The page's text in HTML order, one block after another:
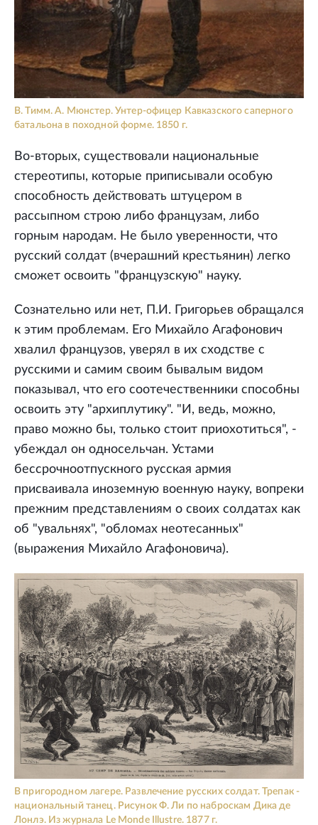
В. Тимм. А. Мюнстер. Унтер-офицер Кавказского саперного
батальона в походной форме. 1850 г.
Во-вторых, существовали национальные
стереотипы, которые приписывали особую
способность действовать штуцером в
рассыпном строю либо французам, либо
горным народам. Не было уверенности, что
русский солдат (вчерашний крестьянин) легко
сможет освоить "французскую" науку.
Сознательно или нет, П.И. Григорьев обращался
к этим проблемам. Его Михайло Агафонович
хвалил французов, уверял в их сходстве с
русскими и самим своим бывалым видом
показывал, что его соотечественники способны
освоить эту "архиплутику". "И, ведь, можно,
право можно бы, только стоит приохотиться", -
убеждал он односельчан. Устами
бессрочноотпускного русская армия
присваивала иноземную военную науку, вопреки
прежним представлениям о своих солдатах как
об "увальнях", "обломах неотесанных"
(выражения Михайло Агафоновича).
В пригородном лагере. Развлечение русских солдат. Трепак -
национальный танец. Рисунок Ф. Ли по наброскам Дика де
Лонлэ. Из журнала Le Monde Illustre. 1877 г.